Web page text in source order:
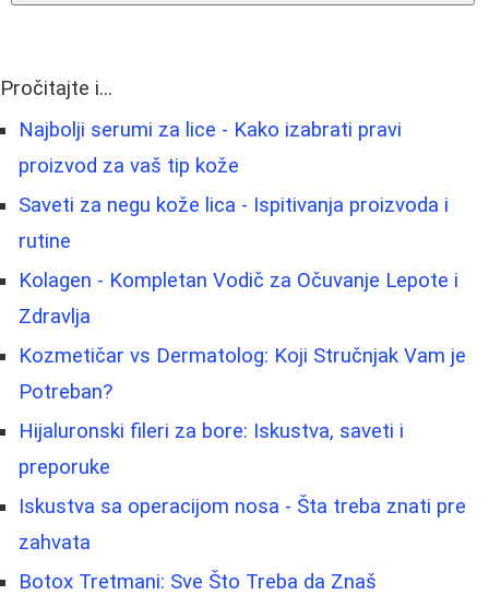
Pročitajte i...
Najbolji serumi za lice - Kako izabrati pravi
proizvod za vaš tip kože
Saveti za negu kože lica - Ispitivanja proizvoda i
rutine
Kolagen - Kompletan Vodič za Očuvanje Lepote i
Zdravlja
Kozmetičar vs Dermatolog: Koji Stručnjak Vam je
Potreban?
Hijaluronski fileri za bore: Iskustva, saveti i
preporuke
Iskustva sa operacijom nosa - Šta treba znati pre
zahvata
Botox Tretmani: Sve Što Treba da Znaš